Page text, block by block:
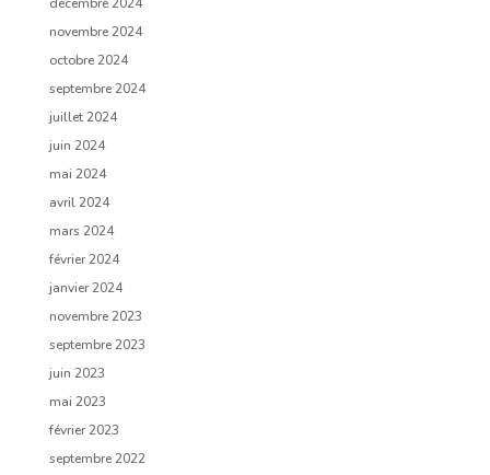
novembre 2024
octobre 2024
septembre 2024
juillet 2024
juin 2024
mai 2024
avril 2024
mars 2024
février 2024
janvier 2024
novembre 2023
septembre 2023
juin 2023
mai 2023
février 2023
septembre 2022